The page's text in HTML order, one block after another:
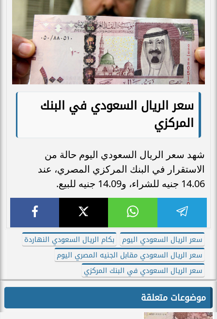
سعر الريال السعودي في البنك
المركزي
شهد سعر الريال السعودي اليوم حالة من
الاستقرار في البنك المركزي المصري، عند
14.06 جنيه للشراء، و14.09 جنيه للبيع.
سعر الريال السعودي اليوم
بكام الريال السعودي النهاردة
سعر الريال السعودي مقابل الجنيه المصري اليوم
سعر الريال السعودي في البنك المركزي
موضوعات متعلقة